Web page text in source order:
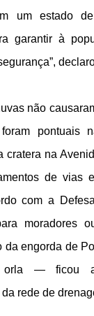
um estado
garantir à
não
pontuais
cratera na
de vias
com a
moradores
da engorda de
orla — ficou
rede de